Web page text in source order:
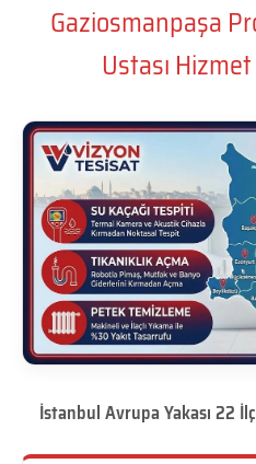
Gaziosmanpaşa
Ustası
İstanbul Avrupa Yakası 22